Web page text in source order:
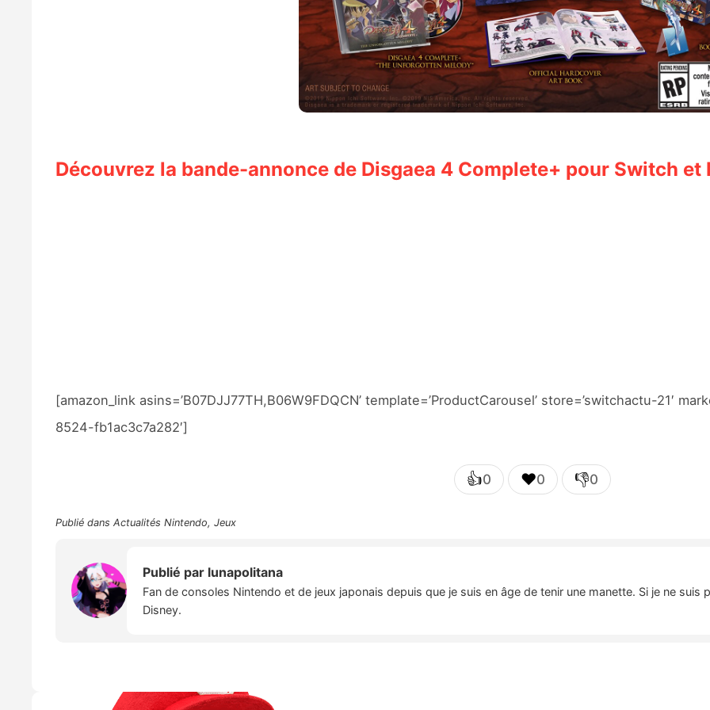
Découvrez la bande-annonce de Disgaea 4 Complete+ pour Switch et
[amazon_link asins=’B07DJJ77TH,B06W9FDQCN’ template=’ProductCarousel’ store=’switchactu-21′
8524-fb1ac3c7a282′]
👍0 ❤️0 👎0
Publié dans Actualités Nintendo, Jeux
Publié par lunapolitana
Fan de consoles Nintendo et de jeux japonais depuis que je suis en âge de tenir une manette. Si je ne
Disney.